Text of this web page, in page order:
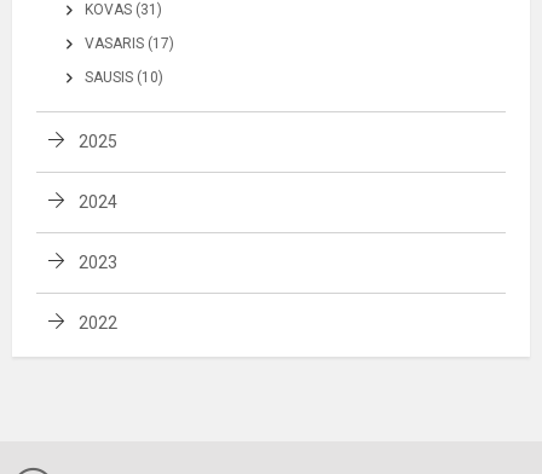
KOVAS (31)
VASARIS (17)
SAUSIS (10)
2025
2024
2023
2022